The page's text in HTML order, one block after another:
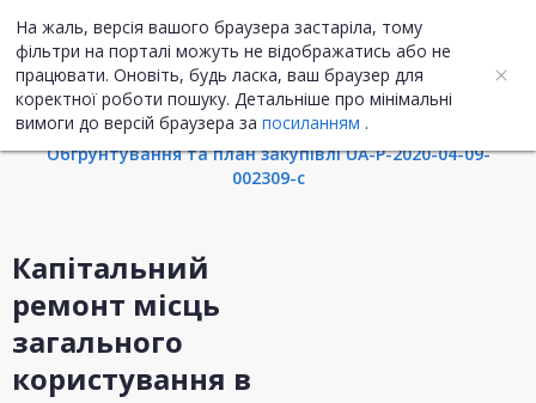
На жаль, версія вашого браузера застаріла, тому
фільтри на порталі можуть не відображатись або не
працювати. Оновіть, будь ласка, ваш браузер для
коректної роботи пошуку. Детальніше про мінімальні
вимоги до версій браузера за посиланням .
UA EN
Інформація про закупівлю
Обгрунтування та план закупівлі UA-P-2020-04-09-
002309-c
Капітальний
ремонт місць
загального
користування в